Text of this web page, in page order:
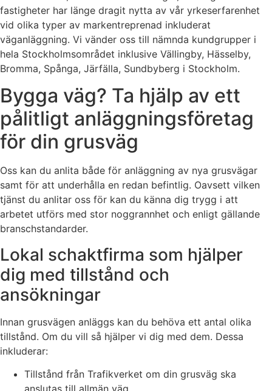
fastigheter har länge dragit nytta av vår yrkeserfarenhet
vid olika typer av markentreprenad inkluderat
väganläggning. Vi vänder oss till nämnda kundgrupper i
hela Stockholmsområdet inklusive Vällingby, Hässelby,
Bromma, Spånga, Järfälla, Sundbyberg i Stockholm.
Bygga väg? Ta hjälp av ett
pålitligt anläggningsföretag
för din grusväg
Oss kan du anlita både för anläggning av nya grusvägar
samt för att underhålla en redan befintlig. Oavsett vilken
tjänst du anlitar oss för kan du känna dig trygg i att
arbetet utförs med stor noggrannhet och enligt gällande
branschstandarder.
Lokal schaktfirma som hjälper
dig med tillstånd och
ansökningar
Innan grusvägen anläggs kan du behöva ett antal olika
tillstånd. Om du vill så hjälper vi dig med dem. Dessa
inkluderar:
Tillstånd från Trafikverket om din grusväg ska